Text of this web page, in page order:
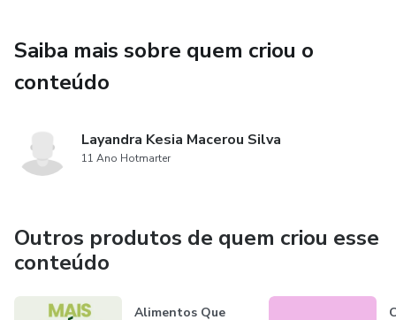
Ideal para organizar tarefas, estudos, metas e
compromissos
Layout leve que facilita o uso no dia a dia
personalizado
Importante:
Produto digital (você receberá um link para download)
Saiba mais sobre quem criou o
conteúdo
Layandra Kesia Macerou Silva
11 Ano Hotmarter
Outros produtos de quem criou esse
conteúdo
Alimentos Que